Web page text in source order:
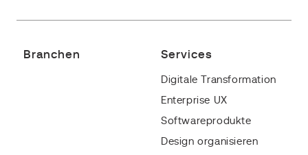
Branchen Services
Digitale Transformation
Enterprise UX
Softwareprodukte
Design organisieren